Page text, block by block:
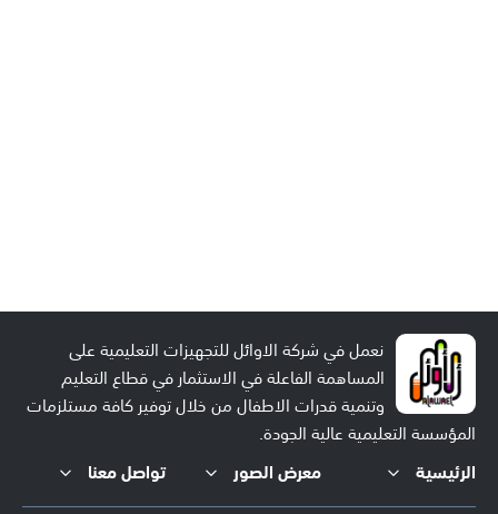
نعمل في شركة الاوائل للتجهيزات التعليمية على
المساهمة الفاعلة في الاستثمار في قطاع التعليم
وتنمية قدرات الاطفال من خلال توفير كافة مستلزمات
المؤسسة التعليمية عالية الجودة.
الرئيسية
معرض الصور تواصل معنا